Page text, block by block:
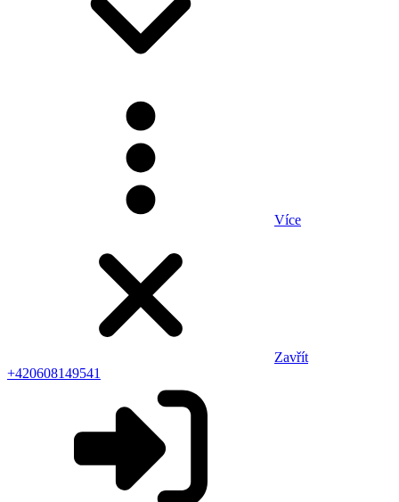
Více
Zavřít
+420608149541